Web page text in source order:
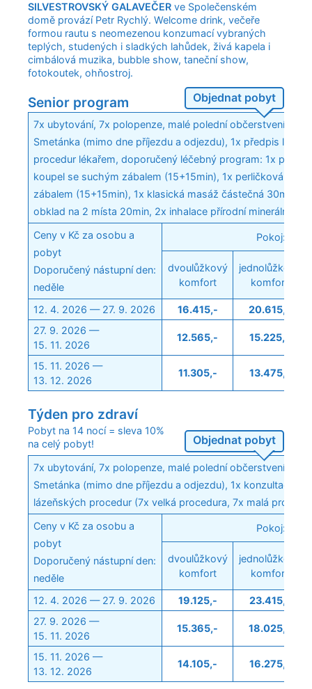
SILVESTROVSKÝ GALAVEČER ve Společenském
domě provází Petr Rychlý. Welcome drink, večeře
formou rautu s neomezenou konzumací vybraných
teplých, studených i sladkých lahůdek, živá kapela i
cimbálová muzika, bubble show, taneční show,
fotokoutek, ohňostroj.
Senior program Objednat pobyt
7x ubytování, 7x polopenze, malé polední občerstvení v
Smetánka (mimo dne příjezdu a odjezdu), 1x předpis
procedur lékařem, doporučený léčebný program: 1x
koupel se suchým zábalem (15+15min), 1x perličková
zábalem (15+15min), 1x klasická masáž částečná 30min,
obklad na 2 místa 20min, 2x inhalace přírodní minerální
Ceny v Kč za osobu a
pobyt
Doporučený nástupní den:
neděle
Pokoj:
dvoulůžkový
komfort
jednolůžkový
komfort
12. 4. 2026 — 27. 9. 2026 16.415,-
20.615,-
27. 9. 2026 —
15. 11. 2026
12.565,- 15.225,-
15. 11. 2026 —
13. 12. 2026
11.305,- 13.475,-
Týden pro zdraví
Pobyt na 14 nocí = sleva 10%
na celý pobyt!
Objednat pobyt
7x ubytování, 7x polopenze, malé polední občerstvení v
Smetánka (mimo dne příjezdu a odjezdu), 1x konzultace s
lázeňských procedur (7x velká procedura, 7x malá
Ceny v Kč za osobu a
pobyt
Doporučený nástupní den:
neděle
Pokoj:
dvoulůžkový
komfort
jednolůžkový
komfort
12. 4. 2026 — 27. 9. 2026 19.125,-
23.415,-
27. 9. 2026 —
15. 11. 2026
15.365,- 18.025,-
15. 11. 2026 —
13. 12. 2026
14.105,- 16.275,-